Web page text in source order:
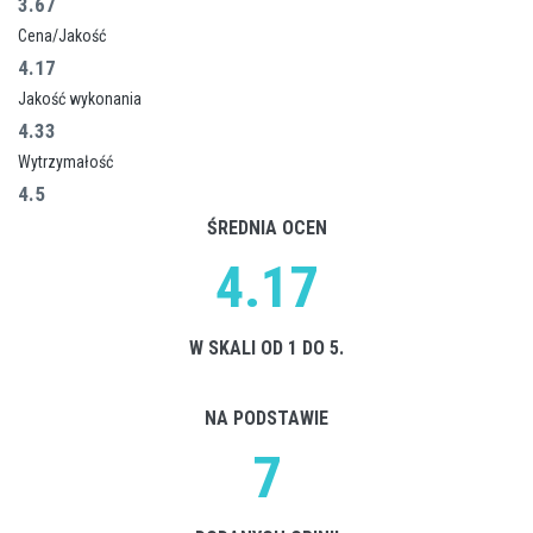
3.67
Cena/Jakość
4.17
Jakość wykonania
4.33
Wytrzymałość
4.5
ŚREDNIA OCEN
4.17
W SKALI OD 1 DO 5.
NA PODSTAWIE
7